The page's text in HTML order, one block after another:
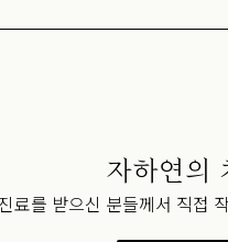
자하연의
료를 받으신 분들께서 직접